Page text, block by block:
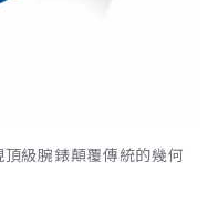
級腕錶顛覆傳統的幾何